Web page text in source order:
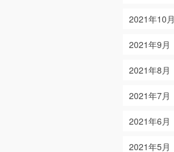
2021年10月
2021年9月
2021年8月
2021年7月
2021年6月
2021年5月